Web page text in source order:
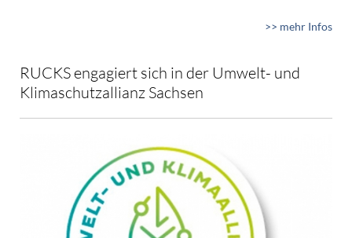
>> mehr Infos
RUCKS engagiert sich in der Umwelt- und
Klimaschutzallianz Sachsen